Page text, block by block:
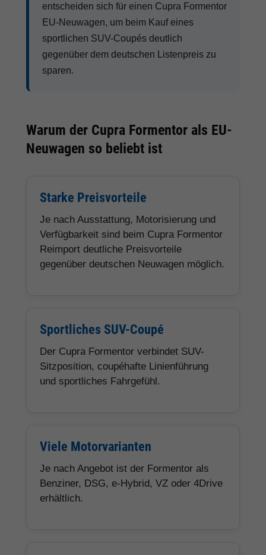
entscheiden sich für einen Cupra Formentor
EU-Neuwagen, um beim Kauf eines
sportlichen SUV-Coupés deutlich
gegenüber dem deutschen Listenpreis zu
sparen.
Warum der Cupra Formentor als EU-
Neuwagen so beliebt ist
Starke Preisvorteile
Je nach Ausstattung, Motorisierung und
Verfügbarkeit sind beim Cupra Formentor
Reimport deutliche Preisvorteile
gegenüber deutschen Neuwagen möglich.
Sportliches SUV-Coupé
Der Cupra Formentor verbindet SUV-
Sitzposition, coupéhafte Linienführung
und sportliches Fahrgefühl.
Viele Motorvarianten
Je nach Angebot ist der Formentor als
Benziner, DSG, e-Hybrid, VZ oder 4Drive
erhältlich.